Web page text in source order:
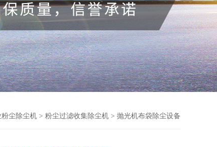
粉尘除尘机 > 粉尘过滤收集除尘机 > 抛光机布袋除尘设备